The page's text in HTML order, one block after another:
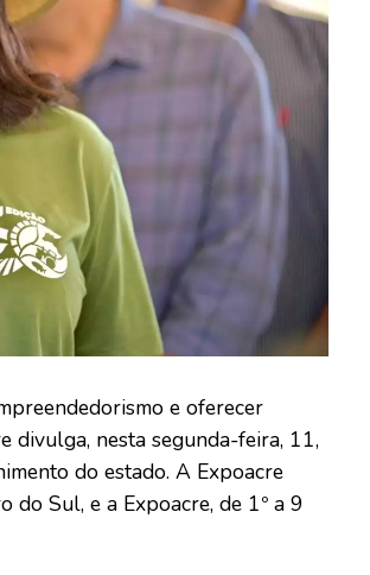
e oferecer
divulga, nesta segunda-feira, 11,
do estado. A Expoacre
do Sul, e a Expoacre, de 1º a 9